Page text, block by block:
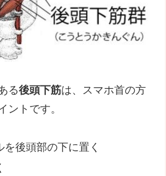
る後頭下筋は、スマホ首の方
ントです。
後頭部の下に置く